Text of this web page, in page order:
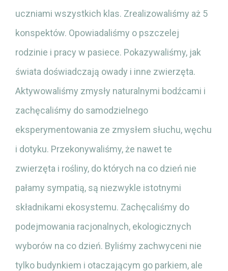
uczniami wszystkich klas. Zrealizowaliśmy aż 5
konspektów. Opowiadaliśmy o pszczelej
rodzinie i pracy w pasiece. Pokazywaliśmy, jak
świata doświadczają owady i inne zwierzęta.
Aktywowaliśmy zmysły naturalnymi bodźcami i
zachęcaliśmy do samodzielnego
eksperymentowania ze zmysłem słuchu, węchu
i dotyku. Przekonywaliśmy, że nawet te
zwierzęta i rośliny, do których na co dzień nie
pałamy sympatią, są niezwykle istotnymi
składnikami ekosystemu. Zachęcaliśmy do
podejmowania racjonalnych, ekologicznych
wyborów na co dzień. Byliśmy zachwyceni nie
tylko budynkiem i otaczającym go parkiem, ale